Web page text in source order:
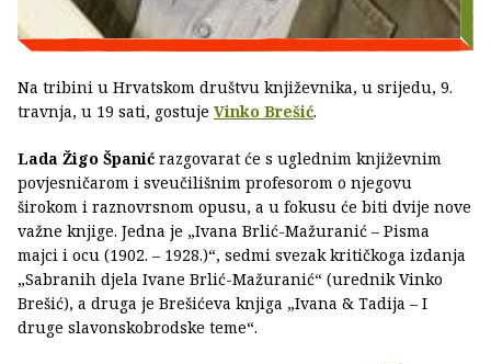
Na tribini u Hrvatskom društvu književnika, u srijedu, 9.
travnja, u 19 sati, gostuje Vinko Brešić.
Lada Žigo Španić razgovarat će s uglednim književnim
povjesničarom i sveučilišnim profesorom o njegovu
širokom i raznovrsnom opusu, a u fokusu će biti dvije nove
važne knjige. Jedna je „Ivana Brlić-Mažuranić – Pisma
majci i ocu (1902. – 1928.)“, sedmi svezak kritičkoga izdanja
„Sabranih djela Ivane Brlić-Mažuranić“ (urednik Vinko
Brešić), a druga je Brešićeva knjiga „Ivana & Tadija – I
druge slavonskobrodske teme“.